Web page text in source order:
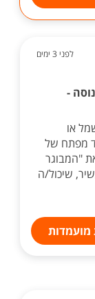
לפני 3 ימים
-
או
מפתח של
"המבוגר
שיכול/ה